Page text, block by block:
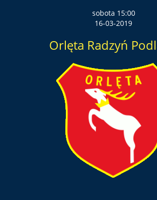
sobota 15:00
16-03-2019
Orlęta Radzyń